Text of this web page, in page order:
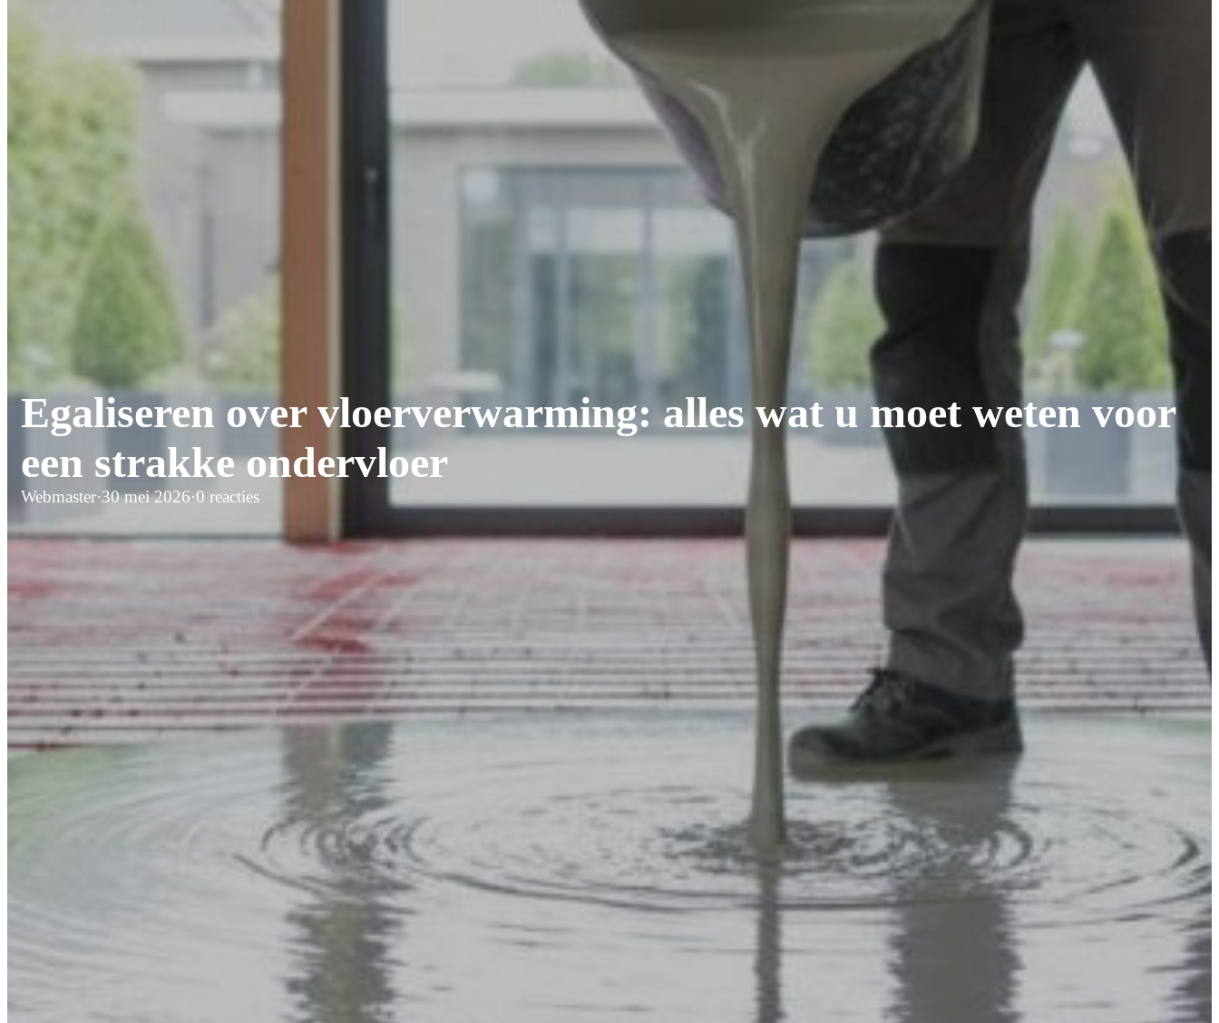
Egaliseren over vloerverwarming: alles wat u moet weten voor
een strakke ondervloer
Webmaster·30 mei 2026·0 reacties